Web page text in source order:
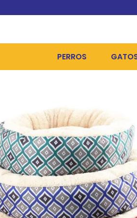
PERROS
ALIMENTOS HÚMEDOS Y
HIGIENE, PELUQUERÍA Y
CAMAS Y CASETAS
BOLSOS Y
BOLSAS PARA MATERIA
COLLARES, ARNESES Y